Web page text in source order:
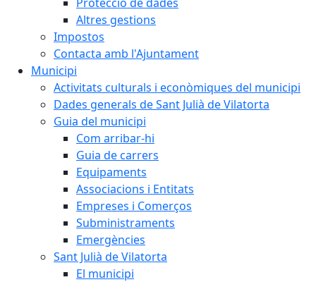
Altres gestions
Impostos
Contacta amb l'Ajuntament
Municipi
Activitats culturals i econòmiques del municipi
Dades generals de Sant Julià de Vilatorta
Guia del municipi
Com arribar-hi
Guia de carrers
Equipaments
Associacions i Entitats
Empreses i Comerços
Subministraments
Emergències
Sant Julià de Vilatorta
El municipi